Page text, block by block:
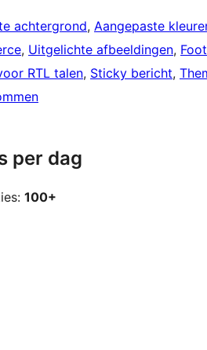
achtergrond, Aangepaste
, Uitgelichte afbeeldingen,
RTL talen, Sticky bericht,
per dag
100+